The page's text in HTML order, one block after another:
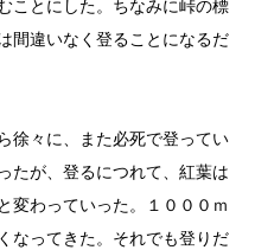
ことにした。ちなみに峠の標
間違いなく登ることになるだ
徐々に、また必死で登ってい
たが、登るにつれて、紅葉は
変わっていった。１０００ｍ
なってきた。それでも登りだ